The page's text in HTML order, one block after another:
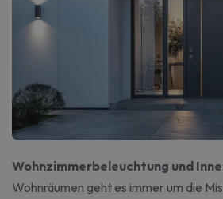
Wohnzimmerbeleuchtung und
Wohnräumen geht es immer um die